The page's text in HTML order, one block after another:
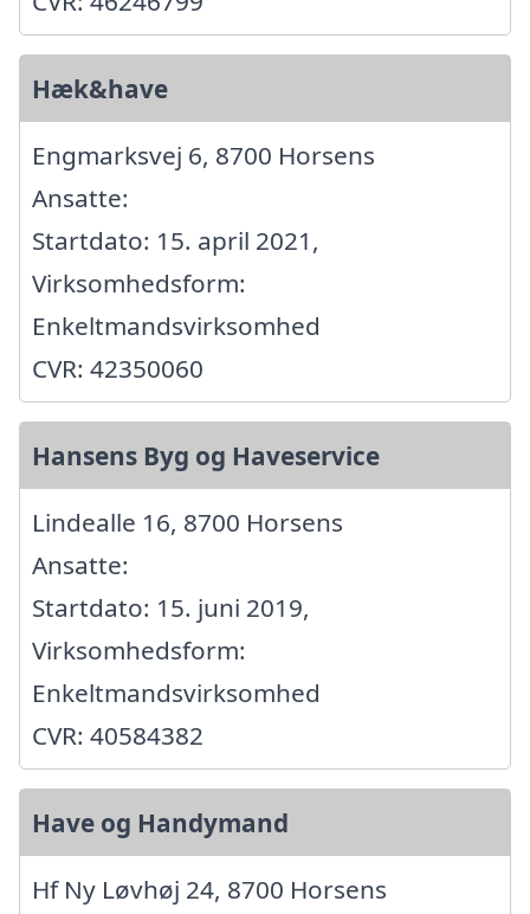
Hæk&have
Engmarksvej 6, 8700 Horsens
Ansatte:
Startdato: 15. april 2021,
Virksomhedsform:
Enkeltmandsvirksomhed
CVR: 42350060
Hansens Byg og Haveservice
Lindealle 16, 8700 Horsens
Ansatte:
Startdato: 15. juni 2019,
Virksomhedsform:
Enkeltmandsvirksomhed
CVR: 40584382
Have og Handymand
Hf Ny Løvhøj 24, 8700 Horsens